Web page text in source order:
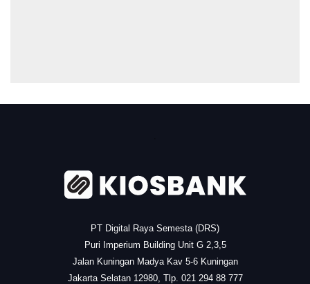
PT Digital Raya Semesta (DRS)
Puri Imperium Building Unit G 2,3,5
Jalan Kuningan Madya Kav 5-6 Kuningan
Jakarta Selatan 12980, Tlp. 021 294 88 777